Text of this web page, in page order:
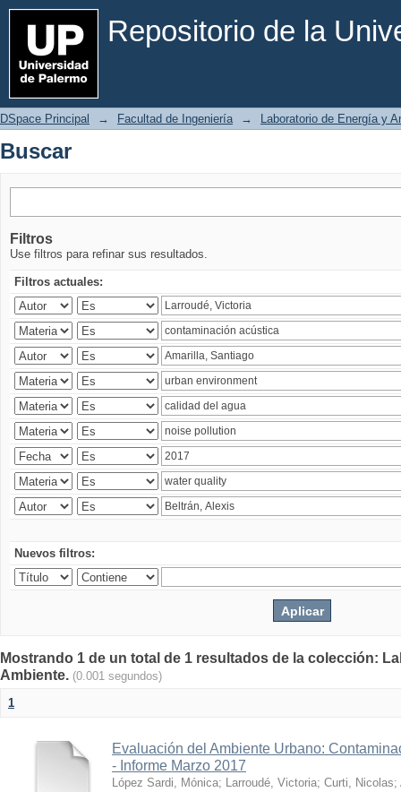
Repositorio de la
Buscar
DSpace Principal → Facultad de Ingeniería → Laboratorio de Energía y
Buscar
Filtros
Use filtros para refinar sus resultados.
Filtros actuales:
Nuevos filtros:
Mostrando 1 de un total de 1 resultados de la colección:
Ambiente. (0.001 segundos)
1
Evaluación del Ambiente Urbano:
- Informe Marzo 2017
López Sardi, Mónica; Larroudé, Victoria; Curti, Nicolas;